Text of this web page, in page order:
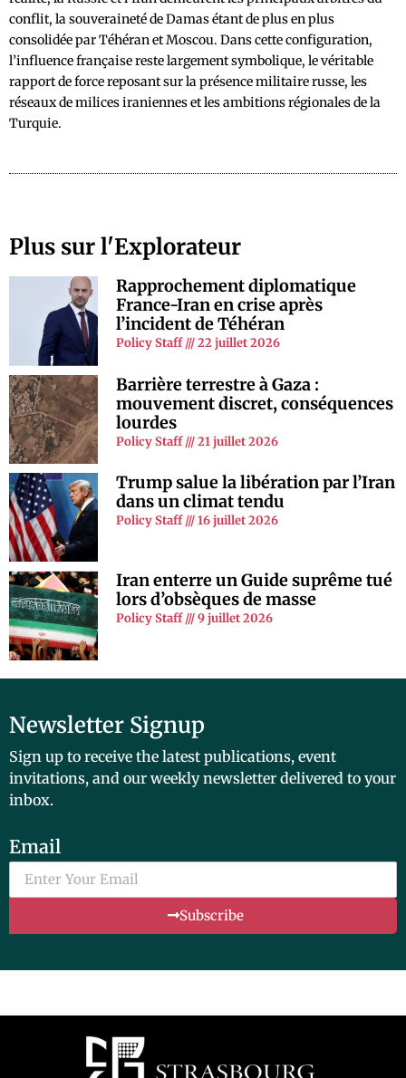
conflit, la souveraineté de Damas étant de plus en plus
consolidée par Téhéran et Moscou. Dans cette configuration,
l’influence française reste largement symbolique, le véritable
rapport de force reposant sur la présence militaire russe, les
réseaux de milices iraniennes et les ambitions régionales de la
Turquie.
Plus sur l'Explorateur
Rapprochement diplomatique
France-Iran en crise après
l’incident de Téhéran
Policy Staff 22 juillet 2026
Barrière terrestre à Gaza :
mouvement discret, conséquences
lourdes
Policy Staff 21 juillet 2026
Trump salue la libération par l’Iran
dans un climat tendu
Policy Staff 16 juillet 2026
Iran enterre un Guide suprême tué
lors d’obsèques de masse
Policy Staff 9 juillet 2026
Newsletter Signup
Sign up to receive the latest publications, event
invitations, and our weekly newsletter delivered to your
inbox.
Email
Subscribe